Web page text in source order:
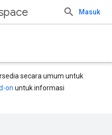
Masuk
secara umum untuk
on untuk informasi